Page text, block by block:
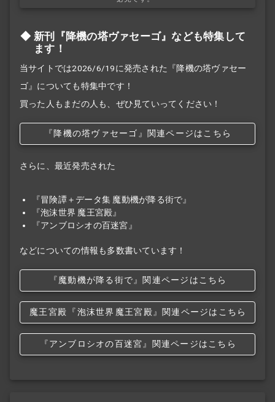
新刊『降機の塔ヴァセーゴ』なども特集して
ます！
当サイトでは2026/6/19に発売された『降機の塔ヴァセー
ゴ』についても特集中です！
買った人もまだの人も、ぜひ見ていってください！
『降機の塔ヴァセーゴ』関連ページはこちら
さらに、最近発売された
『冒険譚＋データ集 魔動機が降る街で』
『泡沫世界 魔王宮殿』
『アンブロシオの百迷宮』
などについての情報も多数書いています！
『魔動機が降る街で』関連ページはこちら
魔王宮殿 『泡沫世界 魔王宮殿』関連ページはこちら
『アンブロシオの百迷宮』関連ページはこちら